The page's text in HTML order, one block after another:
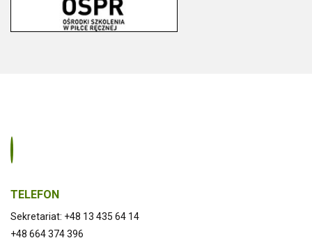
TELEFON
Sekretariat: +48 13 435 64 14
+48 664 374 396